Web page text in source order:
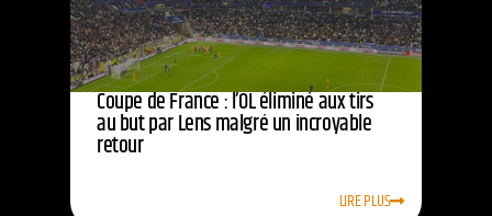
Coupe de France : l’OL éliminé aux tirs
au but par Lens malgré un incroyable
retour
LIRE PLUS